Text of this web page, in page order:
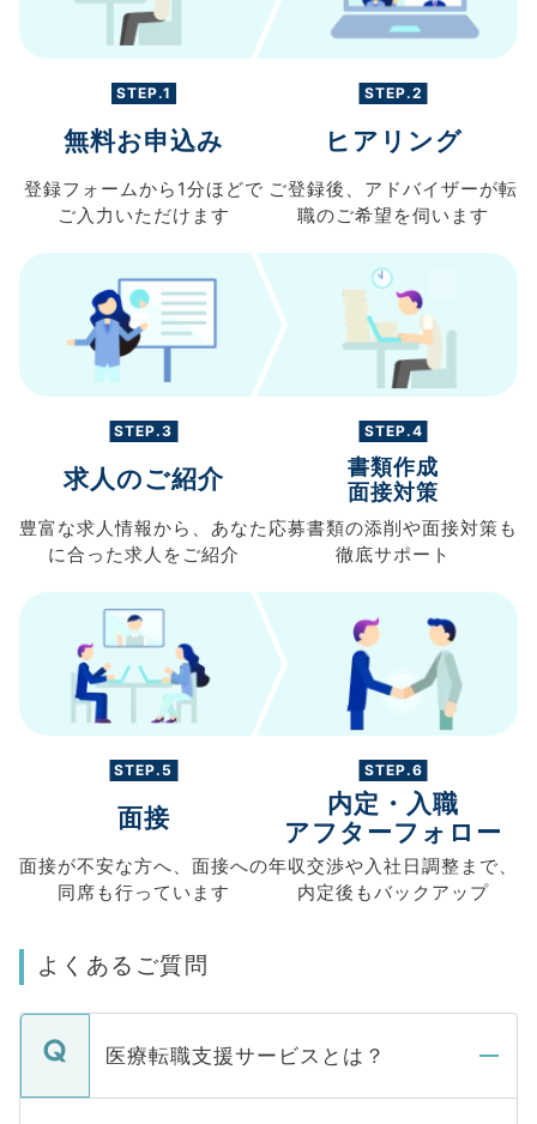
STEP.1
無料お申込み
登録フォームから 1分ほどで
ご入力 いただけます
STEP.2
ヒアリング
ご登録後、 アドバイザーが転
職のご希望を伺います
STEP.3
求人のご紹介
豊富な求人情報から、 あなた
に合った求人を ご紹介
STEP.4
書類作成
面接対策
応募書類の添削や面接対策も
徹底サポート
STEP.5
面接
面接が不安な方へ、 面接への
同席も行っています
STEP.6
内定・入職
アフターフォロー
年収交渉や入社日調整まで、
内定後もバックアップ
よくあるご質問
医療転職支援サービスとは？